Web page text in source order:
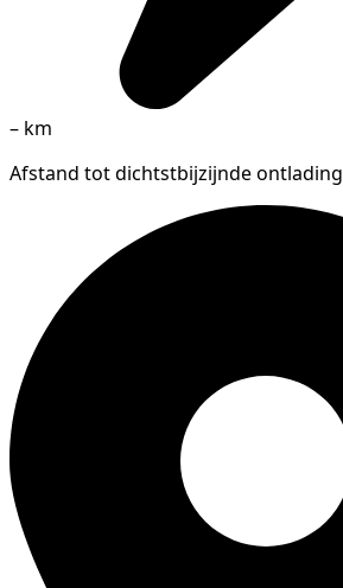
– km
Afstand tot dichtstbijzijnde ontlading